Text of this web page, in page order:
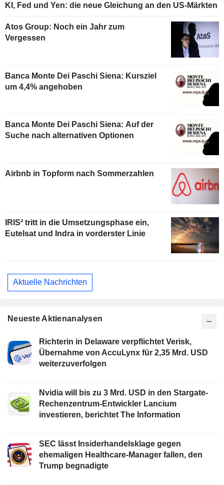
KI, Fed und Yen: die neue Gleichung an den US-Märkten
Atos Group: Noch ein Jahr zum
Vergessen
Banca Monte Dei Paschi Siena: Kursziel
um 4,4% angehoben
Banca Monte Dei Paschi Siena: Auf der
Suche nach alternativen Optionen
Airbnb in Topform nach Sommerzahlen
IRIS² tritt in die Umsetzungsphase ein,
Eutelsat und Indra in vorderster Linie
Aktuelle Nachrichten
Neueste Aktienanalysen
Richterin in Delaware verpflichtet Verisk,
Übernahme von AccuLynx für 2,35 Mrd. USD
weiterzuverfolgen
Nvidia will bis zu 3 Mrd. USD in den Stargate-
Rechenzentrum-Entwickler Lancium
investieren, berichtet The Information
SEC lässt Insiderhandelsklage gegen
ehemaligen Healthcare-Manager fallen, den
Trump begnadigte